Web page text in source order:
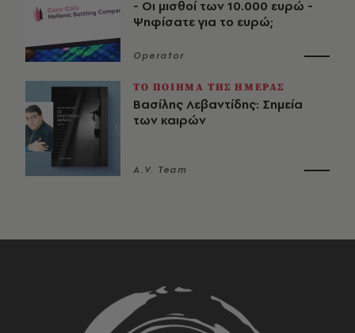
- Οι μισθοί των 10.000 ευρώ -
Ψηφίσατε για το ευρώ;
Operator
ΤΟ ΠΟΙΗΜΑ ΤΗΣ ΗΜΕΡΑΣ
Βασίλης Λεβαντίδης: Σημεία
των καιρών
A.V. Team